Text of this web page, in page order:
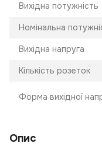
Вихідна потужність
Номінальна
Вихідна напруга
Кількість розеток
Форма вихідної
Опис